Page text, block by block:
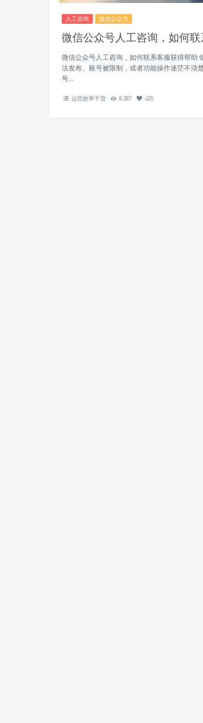
人工咨询 微信公众号
微信公众号人工咨询，如何
微信公众号人工咨询，如何联系客服获得帮
法发布、账号被限制，或者功能操作迷茫不清
号…
运营效率干货 8,287 435